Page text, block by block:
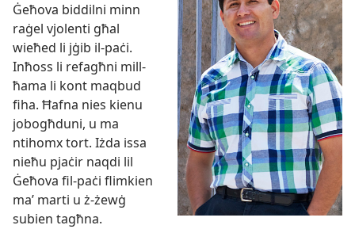
Ġeħova biddilni minn
raġel vjolenti għal
wieħed li jġib il-paċi.
Inħoss li refagħni mill-
ħama li kont maqbud
fiha. Ħafna nies kienu
jobogħduni, u ma
ntihomx tort. Iżda issa
nieħu pjaċir naqdi lil
Ġeħova fil-paċi flimkien
maʼ marti u ż-żewġ
subien tagħna.